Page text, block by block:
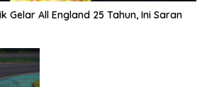
Gelar All England 25 Tahun, Ini Saran